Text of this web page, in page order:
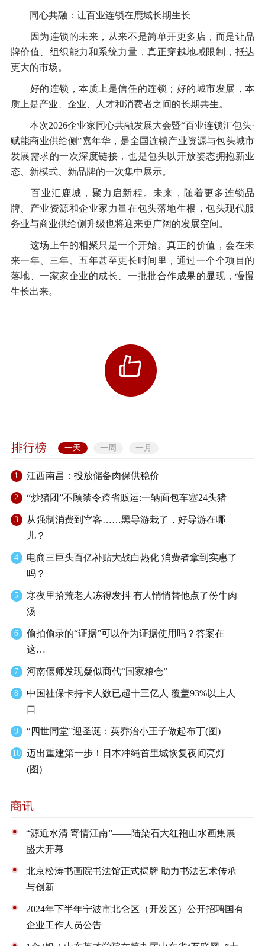
同心共融：让百业连锁在鹿城长期生长
因为连锁的未来，从来不是简单开更多店，而是让品
牌价值、组织能力和系统力量，真正穿越地域限制，抵达
更大的市场。
好的连锁，本质上是信任的连锁；好的城市发展，本
质上是产业、企业、人才和消费者之间的长期共生。
本次2026企业家同心共融发展大会暨“百业连锁汇包头·
赋能商业供给侧”嘉年华，是全国连锁产业资源与包头城市
发展需求的一次深度链接，也是包头以开放姿态拥抱新业
态、新模式、新品牌的一次集中展示。
百业汇鹿城，聚力启新程。未来，随着更多连锁品
牌、产业资源和企业家力量在包头落地生根，包头现代服
务业与商业供给侧升级也将迎来更广阔的发展空间。
这场上午的相聚只是一个开始。真正的价值，会在未
来一年、三年、五年甚至更长时间里，通过一个个项目的
落地、一家家企业的成长、一批批合作成果的显现，慢慢
生长出来。
一天 一周 一月
1 江西南昌：投放储备肉保供稳价
2 “炒猪团”不顾禁令跨省贩运:一辆面包车塞24头猪
3
从强制消费到宰客……黑导游栽了，好导游在哪
儿？
4
电商三巨头百亿补贴大战白热化 消费者拿到实惠了
吗？
5
寒夜里拾荒老人冻得发抖 有人悄悄替他点了份牛肉
汤
6
偷拍偷录的“证据”可以作为证据使用吗？答案在
这…
7 河南偃师发现疑似商代“国家粮仓”
8
中国社保卡持卡人数已超十三亿人 覆盖93%以上人
口
9 “四世同堂”迎圣诞：英乔治小王子做起布丁(图)
10
迈出重建第一步！日本冲绳首里城恢复夜间亮灯
(图)
“源近水清 寄情江南”——陆染石大红袍山水画集展
盛大开幕
北京松涛书画院书法馆正式揭牌 助力书法艺术传承
与创新
2024年下半年宁波市北仑区（开发区）公开招聘国有
企业工作人员公告